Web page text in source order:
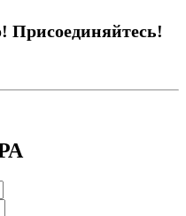
Присоединяйтесь!